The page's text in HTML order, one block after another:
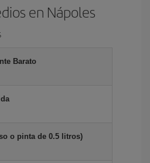
en Nápoles
Barato
o pinta de 0.5 litros)